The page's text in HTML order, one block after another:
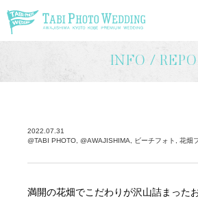
INFO / REPO
2022.07.31
@TABI PHOTO, @AWAJISHIMA, ビーチフォト, 花畑
満開の花畑でこだわりが沢山詰まった